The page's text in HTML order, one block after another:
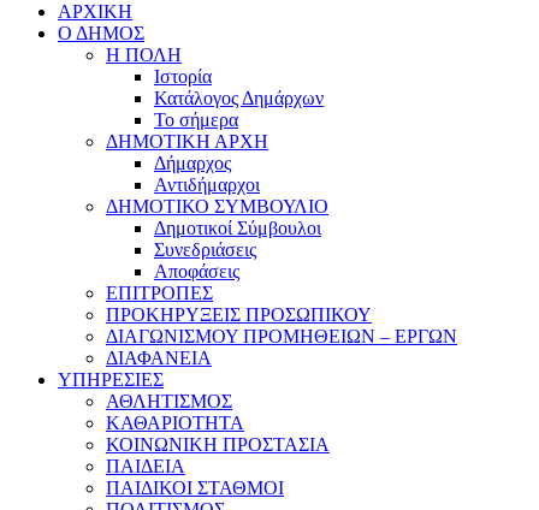
ΑΡΧΙΚΗ
Ο ΔΗΜΟΣ
Η ΠΟΛΗ
Ιστορία
Κατάλογος Δημάρχων
Το σήμερα
ΔΗΜΟΤΙΚΗ ΑΡΧΗ
Δήμαρχος
Αντιδήμαρχοι
ΔΗΜΟΤΙΚΟ ΣΥΜΒΟΥΛΙΟ
Δημοτικοί Σύμβουλοι
Συνεδριάσεις
Αποφάσεις
ΕΠΙΤΡΟΠΕΣ
ΠΡΟΚΗΡΥΞΕΙΣ ΠΡΟΣΩΠΙΚΟΥ
ΔΙΑΓΩΝΙΣΜΟΥ ΠΡΟΜΗΘΕΙΩΝ – ΕΡΓΩΝ
ΔΙΑΦΑΝΕΙΑ
ΥΠΗΡΕΣΙΕΣ
ΑΘΛΗΤΙΣΜΟΣ
ΚΑΘΑΡΙΟΤΗΤΑ
ΚΟΙΝΩΝΙΚΗ ΠΡΟΣΤΑΣΙΑ
ΠΑΙΔΕΙΑ
ΠΑΙΔΙΚΟΙ ΣΤΑΘΜΟΙ